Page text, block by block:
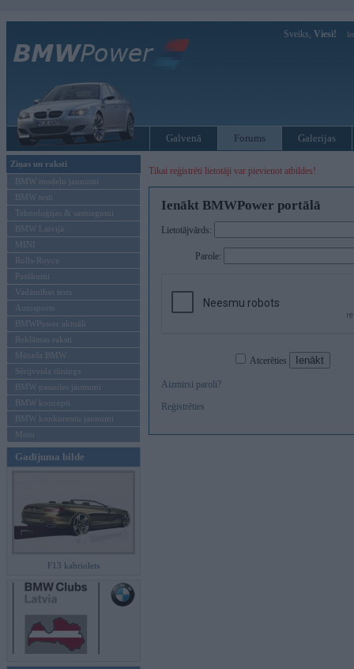
Sveiks, Viesi!
Galvenā Forums Galerijas
Ziņas un raksti
BMW modeļu jaunumi
BMW testi
Tehnoloģijas & sasniegumi
BMW Latvijā
MINI
Rolls-Royce
Pasākumi
Vadāmības tests
Autosports
BMWPower aktuāli
Reklāmas raksti
Mēneša BMW
Sērijveida tūnings
BMW pasaules jaunumi
BMW koncepti
BMW konkurentu jaunumi
Moto
Gadījuma bilde
F13 kabriolets
Tikai reģistrēti lietotāji var pievienot atbildes!
Ienākt BMWPower portālā
Lietotājvārds:
Parole:
Atcerēties
Aizmirsi paroli?
Reģistrēties